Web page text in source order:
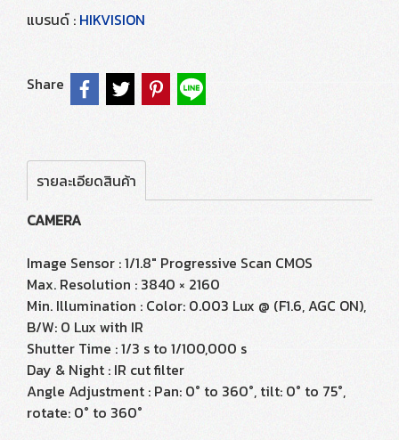
แบรนด์ : HIKVISION
Share
รายละเอียดสินค้า
CAMERA
Image Sensor : 1/1.8" Progressive Scan CMOS
Max. Resolution : 3840 × 2160
Min. Illumination : Color: 0.003 Lux @ (F1.6, AGC ON),
B/W: 0 Lux with IR
Shutter Time : 1/3 s to 1/100,000 s
Day & Night : IR cut filter
Angle Adjustment : Pan: 0° to 360°, tilt: 0° to 75°,
rotate: 0° to 360°